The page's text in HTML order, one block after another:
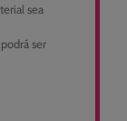
sea
ser